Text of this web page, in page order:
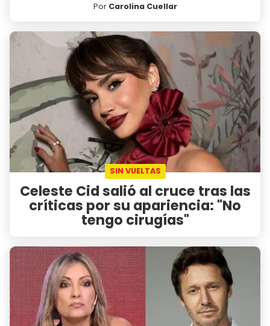
Por Carolina Cuellar
SIN VUELTAS
Celeste Cid salió al cruce tras las
críticas por su apariencia: "No
tengo cirugías"